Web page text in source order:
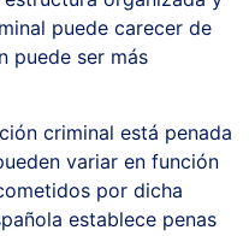
puede carecer de
puede ser más
criminal está penada
variar en función
por dicha
establece penas